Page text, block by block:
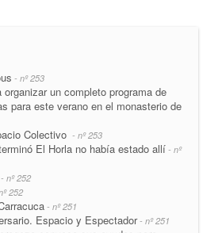
- nº 253
un completo programa de
para este verano en el monasterio de
Colectivo - nº 253
El Horla no había estado allí - nº
- nº 252
252
- nº 251
Espacio y Espectador- nº 251